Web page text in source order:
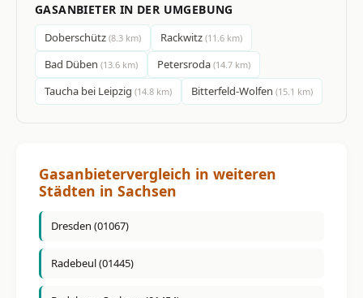
GASANBIETER IN DER UMGEBUNG
Doberschütz (8.3 km) Rackwitz (11.6 km)
Bad Düben (13.6 km) Petersroda (14.7 km)
Taucha bei Leipzig (14.8 km) Bitterfeld-Wolfen (15.1 km)
Gasanbietervergleich in weiteren
Städten in Sachsen
Dresden (01067)
Radebeul (01445)